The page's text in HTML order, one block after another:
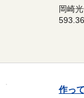
岡崎
593.36
作っ